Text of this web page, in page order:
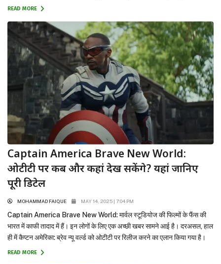
की कहानी की झलक दिखाकर दर्शकों का उत्साह दोगुना...
READ MORE
Captain America Brave New World:
ओटीटी पर कब और कहां देख सकेंगे? यहां जानिए
पूरी डिटेल
MOHAMMAD FAIQUE MAY 14, 2025 | 7:04 PM
Captain America Brave New World: मार्वल स्टूडियोज की फिल्मों के फैंस की
भारत में काफी तादाद में हैं। इन लोगों के लिए एक अच्छी खबर सामने आई है। दरअसल, हाल
ही में कैप्टन अमेरिका: ब्रेव न्यू वर्ल्ड को ओटीटी पर रिलीज करने का एलान किया गया है।
सिनेमाघरों के बाद अब इसे जल्द ही डिजिटल...
READ MORE